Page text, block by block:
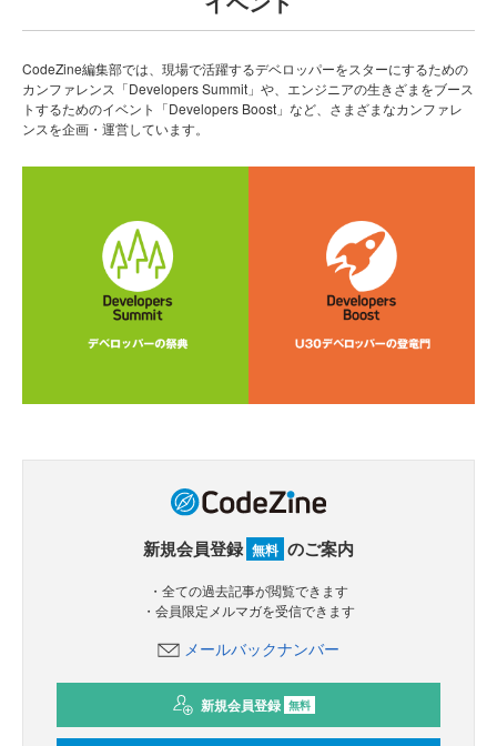
CodeZine編集部では、現場で活躍するデベロッパーをスターにするための
カンファレンス「Developers Summit」や、エンジニアの生きざまをブース
トするためのイベント「Developers Boost」など、さまざまなカンファレ
ンスを企画・運営しています。
新規会員登録 無料 のご案内
・全ての過去記事が閲覧できます
・会員限定メルマガを受信できます
メールバックナンバー
新規会員登録 無料